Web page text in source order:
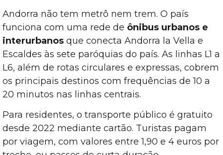
Andorra não tem metrô nem trem. O país
funciona com uma rede de ônibus urbanos e
interurbanos que conecta Andorra la Vella e
Escaldes às sete paróquias do país. As linhas L1 a
L6, além de rotas circulares e expressas, cobrem
os principais destinos com frequências de 10 a
20 minutos nas linhas centrais.
Para residentes, o transporte público é gratuito
desde 2022 mediante cartão. Turistas pagam
por viagem, com valores entre 1,90 e 4 euros por